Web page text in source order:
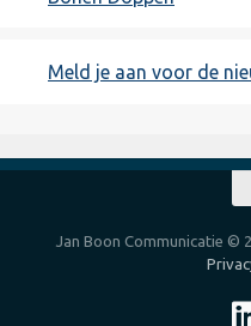
Meld je aan voor de
Jan Boon Communicatie ©